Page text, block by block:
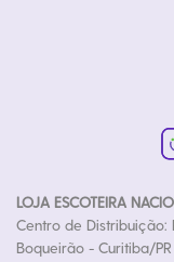
LOJA ESCOTEIRA
Centro de Distribuição:
Boqueirão - Curitiba/PR